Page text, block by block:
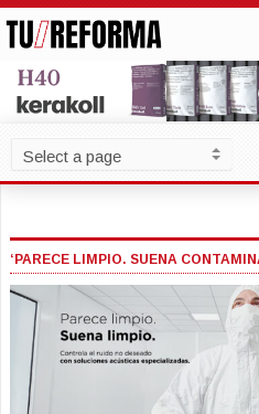
‘PARECE LIMPIO. SUENA